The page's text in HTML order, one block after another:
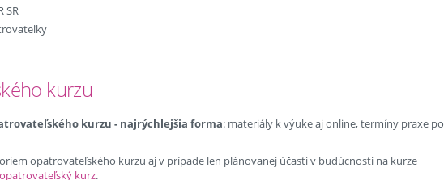
SR
kurzu
kurzu - najrýchlejšia forma: materiály k výuke aj online, termíny praxe po
opatrovateľského kurzu aj v prípade len plánovanej účasti v budúcnosti na kurze
kurz.